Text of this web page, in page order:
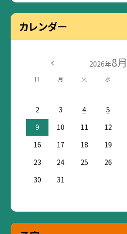
カレンダー
2026年8月
日 月 火 水
2
3 4 5
9
10 11 12
16
17 18 19
23
24 25 26
30
31